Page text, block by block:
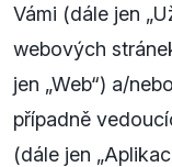
Vámi (dále jen
webových
jen „Web“) a/
případně
(dále jen